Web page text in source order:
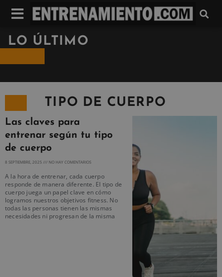
LO ÚLTIMO
TIPO DE CUERPO
Las claves para
entrenar según tu tipo
de cuerpo
8 SEPTIEMBRE, 2025 NO HAY COMENTARIOS
A la hora de entrenar, cada cuerpo
responde de manera diferente. El tipo de
cuerpo juega un papel clave en cómo
logramos nuestros objetivos fitness. No
todas las personas tienen las mismas
necesidades ni progresan de la misma